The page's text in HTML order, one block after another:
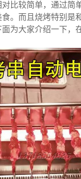
对比较简单，通过简
。而且烧烤特别是
为大家介绍一下，